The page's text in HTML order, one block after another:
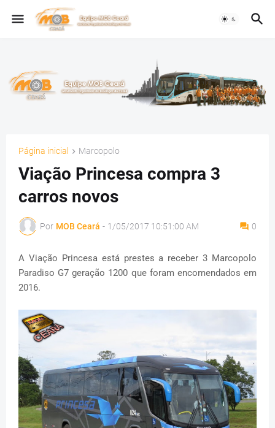
Página inicial Marcopolo
Viação Princesa compra 3
carros novos
Por MOB Ceará - 1/05/2017 10:51:00 AM 0
A Viação Princesa está prestes a receber 3 Marcopolo
Paradiso G7 geração 1200 que foram encomendados em
2016.